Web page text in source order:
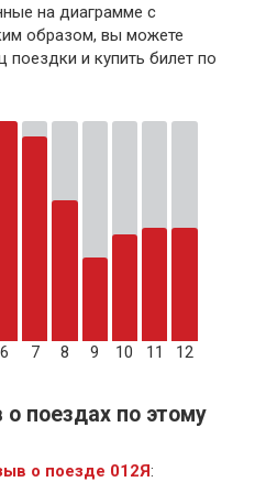
на диаграмме с
образом, вы можете
поездки и купить билет по
6 7 8 9 10 11 12
поездах по этому
о поезде 012Я: